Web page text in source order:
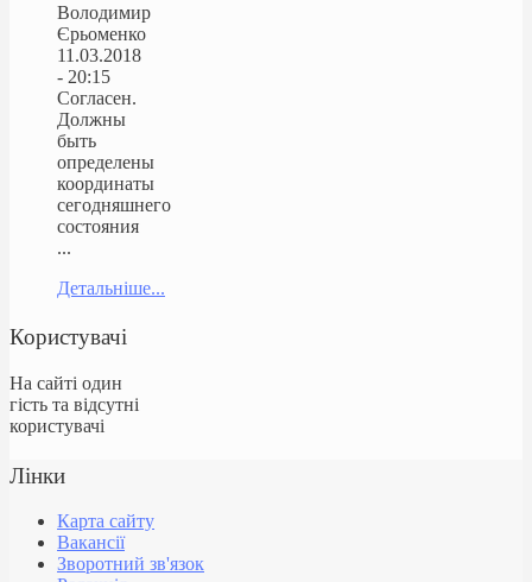
Володимир
Єрьоменко
11.03.2018
- 20:15
Согласен.
Должны
быть
определены
координаты
сегодняшнего
состояния
...
Детальніше...
Користувачі
На сайті один
гість та відсутні
користувачі
Лінки
Карта сайту
Вакансії
Зворотний зв'язок